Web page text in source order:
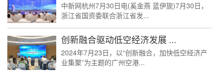
中新网杭州7月30日电(奚金燕 蓝伊旎)7月30日，
浙江省国资委联合浙江省发...
创新融合驱动低空经济发展 ...
2024年7月23日，以“创新融合，加快低空经济产
业集聚”为主题的广州空港...